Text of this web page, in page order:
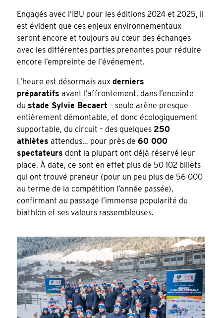
Engagés avec l’IBU pour les éditions 2024 et 2025, il
est évident que ces enjeux environnementaux
seront encore et toujours au cœur des échanges
avec les différentes parties prenantes pour réduire
encore l’empreinte de l’événement.
L’heure est désormais aux derniers
préparatifs avant l’affrontement, dans l’enceinte
du stade Sylvie Becaert – seule arène presque
entièrement démontable, et donc écologiquement
supportable, du circuit – des quelques 250
athlètes attendus… pour près de 60 000
spectateurs dont la plupart ont déjà réservé leur
place. À date, ce sont en effet plus de 50 102 billets
qui ont trouvé preneur (pour un peu plus de 56 000
au terme de la compétition l’année passée),
confirmant au passage l’immense popularité du
biathlon et ses valeurs rassembleuses.